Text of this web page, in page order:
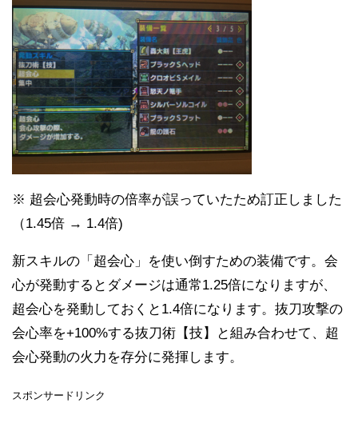
※ 超会心発動時の倍率が誤っていたため訂正しました
（1.45倍 → 1.4倍)
新スキルの「超会心」を使い倒すための装備です。会
心が発動するとダメージは通常1.25倍になりますが、
超会心を発動しておくと1.4倍になります。抜刀攻撃の
会心率を+100%する抜刀術【技】と組み合わせて、超
会心発動の火力を存分に発揮します。
スポンサードリンク